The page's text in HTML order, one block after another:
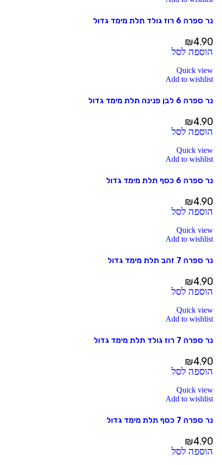
נר ספרה 6 רוז גולד תלת מימד גדול
₪4.90
הוספה לסל
Quick view
Add to wishlist
נר ספרה 6 לבן פנינה תלת מימד גדול
₪4.90
הוספה לסל
Quick view
Add to wishlist
נר ספרה 6 כסף תלת מימד גדול
₪4.90
הוספה לסל
Quick view
Add to wishlist
נר ספרה 7 זהב תלת מימד גדול
₪4.90
הוספה לסל
Quick view
Add to wishlist
נר ספרה 7 רוז גולד תלת מימד גדול
₪4.90
הוספה לסל
Quick view
Add to wishlist
נר ספרה 7 כסף תלת מימד גדול
₪4.90
הוספה לסל